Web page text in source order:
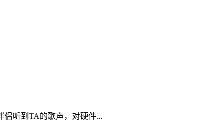
侣听到TA的歌声，对硬件...